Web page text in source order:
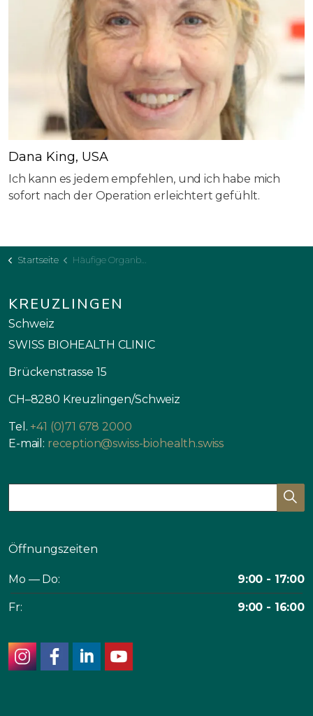
Dana King, USA
Ich kann es jedem empfehlen, und ich habe mich
sofort nach der Operation erleichtert gefühlt.
Startseite Häufige Organbeschwerden
KREUZLINGEN
Schweiz
SWISS BIOHEALTH CLINIC
Brückenstrasse 15
CH–8280 Kreuzlingen/Schweiz
Tel. +41 (0)71 678 2000
E-mail: reception@swiss-biohealth.swiss
Öffnungszeiten
Mo — Do: 9:00 - 17:00
Fr: 9:00 - 16:00